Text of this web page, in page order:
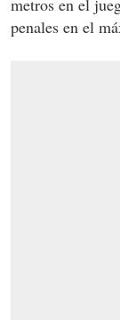
metros en el
penales en el